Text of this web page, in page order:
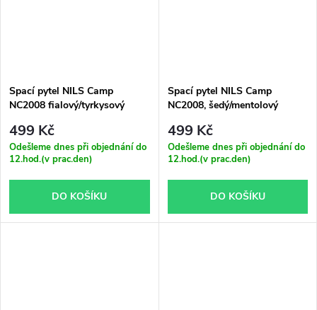
Spací pytel NILS Camp
NC2008 fialový/tyrkysový
499 Kč
Odešleme dnes při objednání do
12.hod.(v prac.den)
DO KOŠÍKU
Spací pytel NILS Camp
NC2008, šedý/mentolový
499 Kč
Odešleme dnes při objednání do
12.hod.(v prac.den)
DO KOŠÍKU